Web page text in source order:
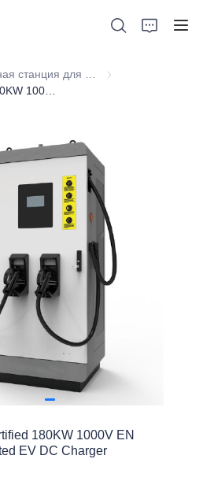
Зарядная
EV DC Charger
сотрудничества
базы и процессы